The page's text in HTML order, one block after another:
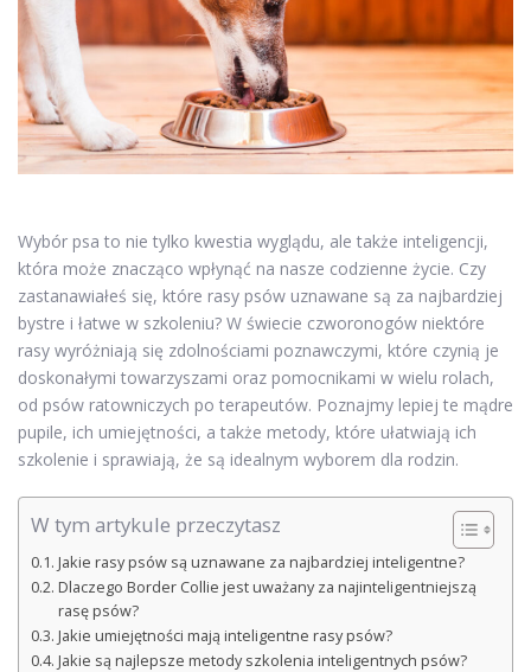
Wybór psa to nie tylko kwestia wyglądu, ale także inteligencji,
która może znacząco wpłynąć na nasze codzienne życie. Czy
zastanawiałeś się, które rasy psów uznawane są za najbardziej
bystre i łatwe w szkoleniu? W świecie czworonogów niektóre
rasy wyróżniają się zdolnościami poznawczymi, które czynią je
doskonałymi towarzyszami oraz pomocnikami w wielu rolach,
od psów ratowniczych po terapeutów. Poznajmy lepiej te mądre
pupile, ich umiejętności, a także metody, które ułatwiają ich
szkolenie i sprawiają, że są idealnym wyborem dla rodzin.
W tym artykule przeczytasz
Jakie rasy psów są uznawane za najbardziej inteligentne?
Dlaczego Border Collie jest uważany za najinteligentniejszą
rasę psów?
Jakie umiejętności mają inteligentne rasy psów?
Jakie są najlepsze metody szkolenia inteligentnych psów?